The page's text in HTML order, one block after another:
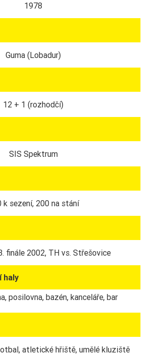
1978
Guma (Lobadur)
12 + 1 (rozhodčí)
SIS Spektrum
k sezení, 200 na stání
finále 2002, TH vs. Střešovice
haly
posilovna, bazén, kanceláře, bar
atletické hřiště, umělé kluziště